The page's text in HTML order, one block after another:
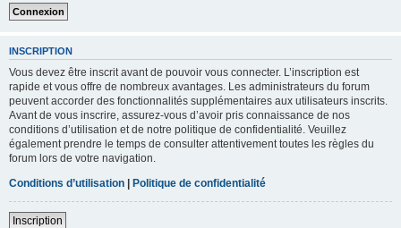
INSCRIPTION
Vous devez être inscrit avant de pouvoir vous connecter. L’inscription est
rapide et vous offre de nombreux avantages. Les administrateurs du forum
peuvent accorder des fonctionnalités supplémentaires aux utilisateurs inscrits.
Avant de vous inscrire, assurez-vous d’avoir pris connaissance de nos
conditions d’utilisation et de notre politique de confidentialité. Veuillez
également prendre le temps de consulter attentivement toutes les règles du
forum lors de votre navigation.
Conditions d’utilisation | Politique de confidentialité
Inscription